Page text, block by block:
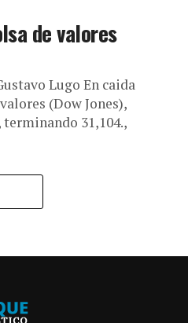
de valores
Lugo En caida
(Dow Jones),
terminando 31,104.,